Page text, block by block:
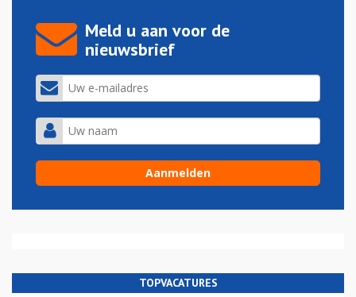
Meld u aan voor de
nieuwsbrief
TOPVACATURES